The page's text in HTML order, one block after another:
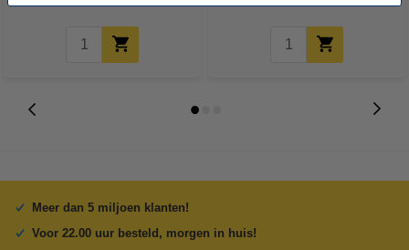
Meer dan 5 miljoen klanten!
Voor 22.00 uur besteld, morgen in huis!